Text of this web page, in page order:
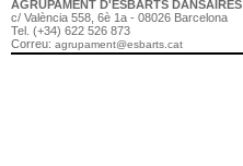
AGRUPAMENT D'ESBARTS DANSAIRES
c/ València 558, 6è 1a - 08026 Barcelona
Tel. (+34) 622 526 873
Correu: agrupament@esbarts.cat